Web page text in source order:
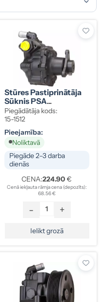
Stūres Pastiprinātāja
Sūknis PSA
7700875707
Piegādātāja kods:
15-1512
Pieejamība:
Noliktavā
Piegāde 2–3 darba
dienās
CENA:224.90 €
Cenā iekļauta rāmja cena (depozīts):
68.56 €
- +
Ielikt grozā